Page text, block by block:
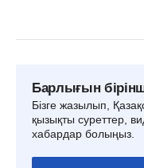
Барлығын
Бізге жазылып,
қызықты суреттер,
хабардар болыңыз.